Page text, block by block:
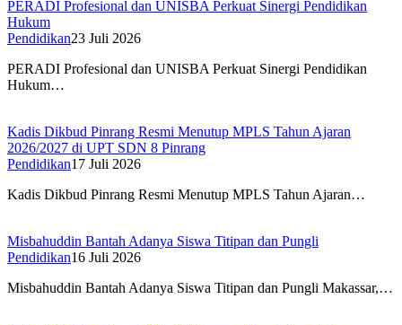
PERADI Profesional dan UNISBA Perkuat Sinergi Pendidikan
Hukum
Pendidikan23 Juli 2026
PERADI Profesional dan UNISBA Perkuat Sinergi Pendidikan
Hukum…
Kadis Dikbud Pinrang Resmi Menutup MPLS Tahun Ajaran
2026/2027 di UPT SDN 8 Pinrang
Pendidikan17 Juli 2026
Kadis Dikbud Pinrang Resmi Menutup MPLS Tahun Ajaran…
Misbahuddin Bantah Adanya Siswa Titipan dan Pungli
Pendidikan16 Juli 2026
Misbahuddin Bantah Adanya Siswa Titipan dan Pungli Makassar,…